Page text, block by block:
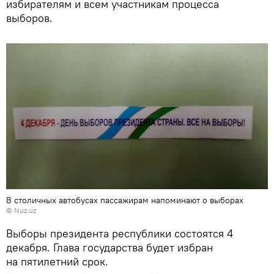
избирателям и всем участникам процесса
выборов.
В столичных автобусах пассажирам напоминают о выборах
© Nuz.uz
Выборы президента республики состоятся 4
декабря. Глава государства будет избран
на пятилетний срок.